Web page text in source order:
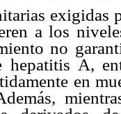
exigidas
a los
no
hepatitis A,
en